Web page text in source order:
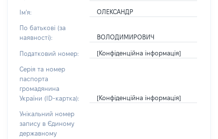
Ім'я: ОЛЕКСАНДР
По батькові (за
наявності):
ВОЛОДИМИРОВИЧ
Податковий номер: [Конфіденційна інформація]
Серія та номер
паспорта
громадянина
України (ID-картка):
[Конфіденційна інформація]
Унікальний номер
запису в Єдиному
державному